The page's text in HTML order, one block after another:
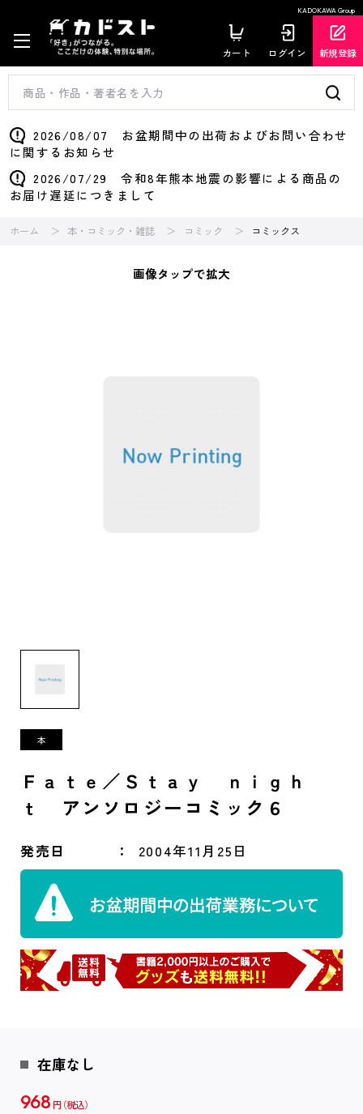
KADOKAWA Group
カート ログイン 新規登録
2026/08/07 お盆期間中の出荷およびお問い合わせ
に関するお知らせ
2026/07/29 令和8年熊本地震の影響による商品の
お届け遅延につきまして
ホーム 本・コミック・雑誌 コミック コミックス
画像タップで拡大
Ｆａｔｅ／Ｓｔａｙ ｎｉｇｈ
ｔ アンソロジーコミック６
発売日 2004年11月25日
在庫なし
968 円